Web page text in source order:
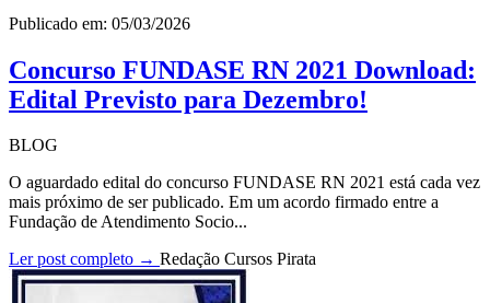
Publicado em: 05/03/2026
Concurso FUNDASE RN 2021 Download:
Edital Previsto para Dezembro!
BLOG
O aguardado edital do concurso FUNDASE RN 2021 está cada vez
mais próximo de ser publicado. Em um acordo firmado entre a
Fundação de Atendimento Socio...
Ler post completo → Redação Cursos Pirata